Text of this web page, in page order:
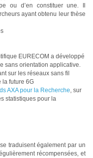
ou d’en constituer une. Il
ayant obtenu leur thèse
EURECOM a développé
sans orientation applicative.
sur les réseaux sans fil
la future 6G
AXA pour la Recherche, sur
statistiques pour la
traduisent également par un
récompensées, et